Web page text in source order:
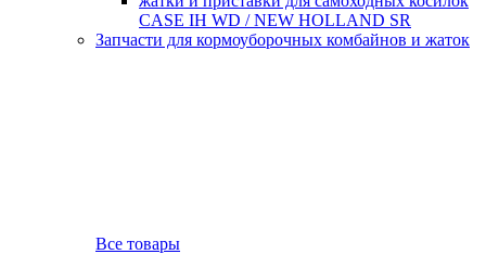
CASE IH WD / NEW HOLLAND SR
Запчасти для кормоуборочных комбайнов и жаток
Все товары